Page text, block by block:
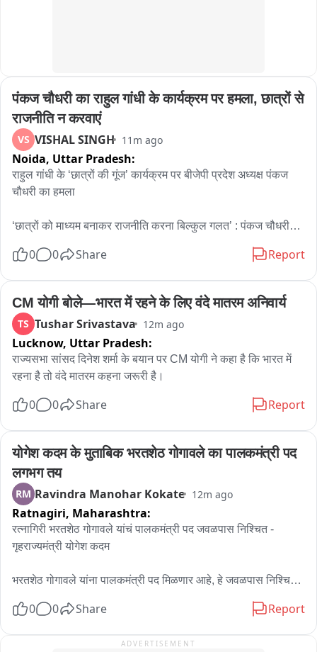
पंकज चौधरी का राहुल गांधी के कार्यक्रम पर हमला, छात्रों से
राजनीति न करवाएं
VS VISHAL SINGH 11m ago
Noida, Uttar Pradesh:
राहुल गांधी के ‘छात्रों की गूंज’ कार्यक्रम पर बीजेपी प्रदेश अध्यक्ष पंकज
चौधरी का हमला
‘छात्रों को माध्यम बनाकर राजनीति करना बिल्कुल गलत’ : पंकज चौधरी
युवा हमारे देश का भविष्य हैं, उन्हें राजनीति का माध्यम नहीं बनाना चाहिए :
झारखंड में छात्र अपनी मांगों को लेकर शांतिपूर्वक बैठे हैं : पंकज चौधरी
जहां आपकी सरकार है, वहां नहीं जा रहे, प्रयागराज जा रहे हैं : पंकज
राहुल गांधी के प्रयागराज कार्यक्रम पर यूपी बीजेपी अध्यक्ष का निशाना
‘छात्रों की मांगों पर झारखंड में जाकर बात क्यों नहीं करते?’ : पंकज चौधरी
0 0 Share Report
CM योगी बोले—भारत में रहने के लिए वंदे मातरम अनिवार्य
TS Tushar Srivastava 12m ago
Lucknow, Uttar Pradesh:
राज्यसभा सांसद दिनेश शर्मा के बयान पर CM योगी ने कहा है कि भारत में
रहना है तो वंदे मातरम कहना जरूरी है।
0 0 Share Report
योगेश कदम के मुताबिक भरतशेठ गोगावले का पालकमंत्री पद
लगभग तय
RM Ravindra Manohar Kokate 12m ago
Ratnagiri, Maharashtra:
रत्नागिरी भरतशेठ गोगावले यांचं पालकमंत्री पद जवळपास निश्चित -
गृहराज्यमंत्री योगेश कदम
भरतशेठ गोगावले यांना पालकमंत्री पद मिळणार आहे, हे जवळपास निश्चित
गृहराज्यमंत्री योगेश कदम यांनी दिली आहे.. सच्चा शिवसैनिकाला न्याय
भरतशेठ यांच्यासोबत असल्याचं योगेश कदम यांनी म्हटलं आहे..
0 0 Share Report
ADVERTISEMENT